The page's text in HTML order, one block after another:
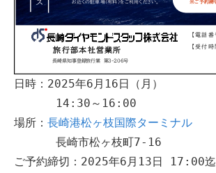
日時：2025年6月16日（月）
      14:30～16:00
場所： 長崎港松ヶ枝国際ターミナル
      長崎市松ヶ枝町7-16
ご予約締切：2025年6月13日 17:00迄